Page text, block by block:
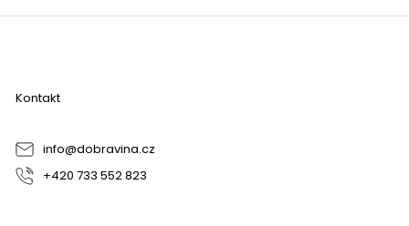
ý
Z
Kontakt
info@dobravina.cz
+420 733 552 823